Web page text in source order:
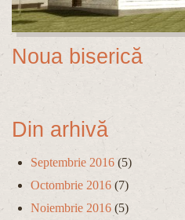
Noua biserică
Din arhivă
Septembrie 2016 (5)
Octombrie 2016 (7)
Noiembrie 2016 (5)